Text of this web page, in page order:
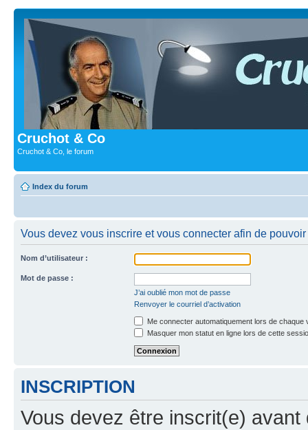
Cruchot & Co
Cruchot & Co, le forum
Index du forum
Vous devez vous inscrire et vous connecter afin de
Nom d’utilisateur :
Mot de passe :
J’ai oublié mon mot de passe
Renvoyer le courriel d’activation
Me connecter automatiquement lors de chaque
Masquer mon statut en ligne lors de cette
INSCRIPTION
Vous devez être inscrit(e) avant